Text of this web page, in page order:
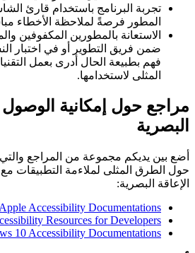
تجربة البرنامج باستخدام قارئ
المطور فرصةً لملاحظة الأخطاء
الاستعانة بالمطورين المكفوفين
ضمن فريق التطوير أو في اختبار النسخ
فهم بطبيعة الحال أدرى بعمل
المثلى لاستخدامها.
حول إمكانية الوصول
بين يديكم مجموعة من المراجع
الطرق المثلى لملاءمة التطبيقات مع
البصرية:
Apple Accessibility Documentations.
Resources for Developers.
10 Accessibility Documentations.